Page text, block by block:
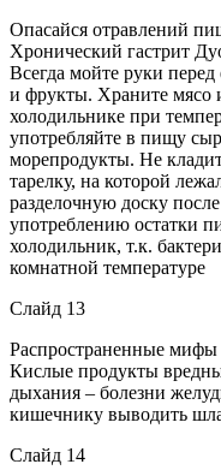
Опасайся отравлений
Хронический гастрит
Всегда мойте руки
и фрукты. Храните мясо
холодильнике при
употребляйте в пищу
морепродукты. Не
тарелку, на которой
разделочную доску
употреблению остатки
холодильник, т.к.
комнатной температуре
Слайд 13
Распространенные мифы
Кислые продукты
дыхания – болезни
кишечнику выводить
Слайд 14